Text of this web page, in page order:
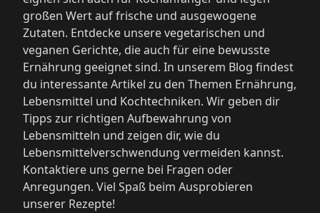
großen Wert auf frische und ausgewogene
Zutaten. Entdecke unsere vegetarischen und
veganen Gerichte, die auch für eine bewusste
Ernährung geeignet sind. In unserem Blog findest
du interessante Artikel zu den Themen Ernährung,
Lebensmittel und Kochtechniken. Wir geben dir
Tipps zur richtigen Aufbewahrung von
Lebensmitteln und zeigen dir, wie du
Lebensmittelverschwendung vermeiden kannst.
Kontaktiere uns gerne bei Fragen oder
Anregungen. Viel Spaß beim Ausprobieren
unserer Rezepte!